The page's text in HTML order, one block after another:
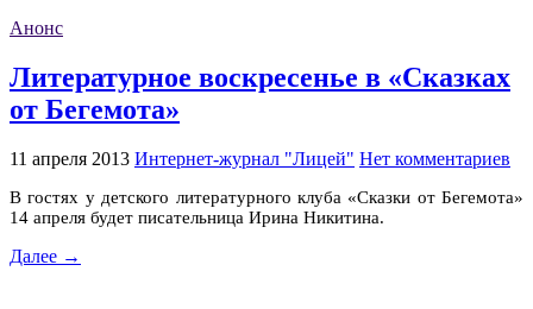
Анонс
Литературное воскресенье в «Сказках
от Бегемота»
11 апреля 2013 Интернет-журнал "Лицей" Нет комментариев
В гостях у детского литературного клуба «Сказки от Бегемота»
14 апреля будет писательница Ирина Никитина.
Далее →